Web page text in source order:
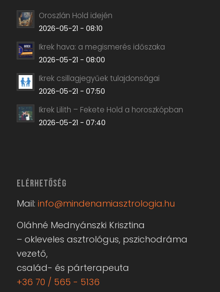
Oroszlán Hold idején
2026-05-21 - 08:10
Ikrek hava: a megismerés időszaka
2026-05-21 - 08:00
Ikrek csillagjegyűek tulajdonságai
2026-05-21 - 07:50
Ikrek Lilith – Fekete Hold a horoszkópban
2026-05-21 - 07:40
ELÉRHETŐSÉG
Mail: info@mindenamiasztrologia.hu
Oláhné Mednyánszki Krisztina
– okleveles asztrológus, pszichodráma
vezető,
család- és párterapeuta
+36 70 / 565 - 5136